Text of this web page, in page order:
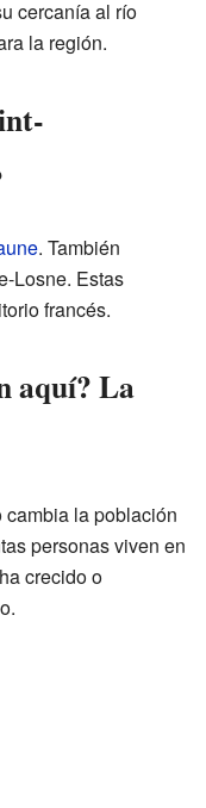
cercanía al río
la región.
. También
Losne. Estas
francés.
aquí? La
cambia la población
personas viven en
crecido o